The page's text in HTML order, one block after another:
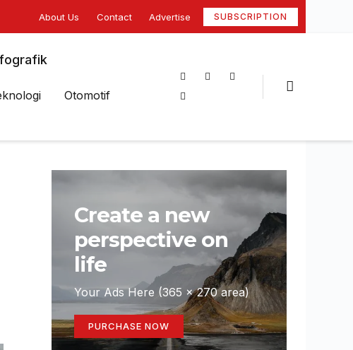
About Us Contact Advertise SUBSCRIPTION
Otomotif
Create a new
perspective on
life
Your Ads Here (365 x 270 area)
PURCHASE NOW